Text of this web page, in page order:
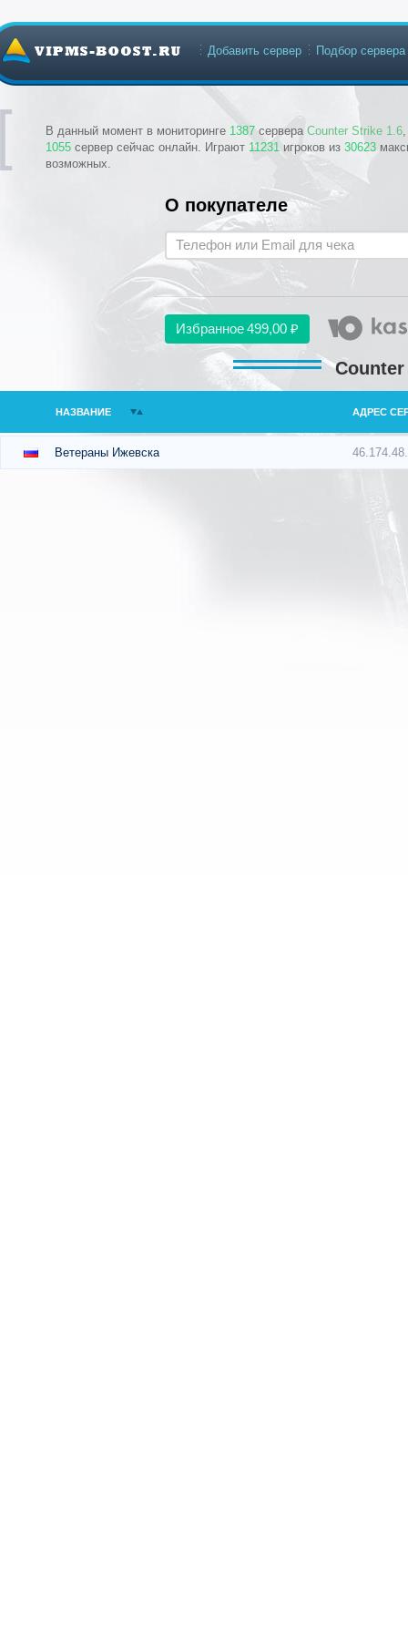
В данный момент в мониторинге 1387 сервера Counter Strike 1.6
1055 сервер сейчас онлайн. Играют 11231 игроков из 30623
возможных.
Добавить сервер Подбор сервера
О покупателе
Избранное499,00 ₽
НАЗВАНИЕ АДРЕС
Ветераны Ижевска